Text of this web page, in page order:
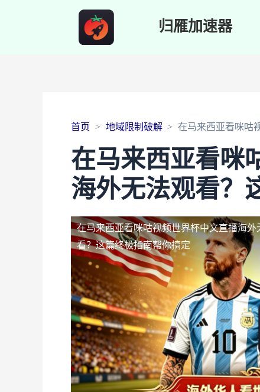
归雁加速器
首页 地域限制破解 在马来西亚看咪咕
在马来西亚看咪
海外无法观看？
在马来西亚看咪咕视频世界杯中文直播海外
看？这篇终极指南帮你搞定